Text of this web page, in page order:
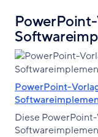
PowerPoint-
Diese